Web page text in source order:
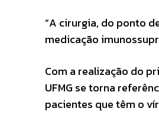
“A cirurgia, do ponto
medicação
Com a realização do
UFMG se torna
pacientes que têm o